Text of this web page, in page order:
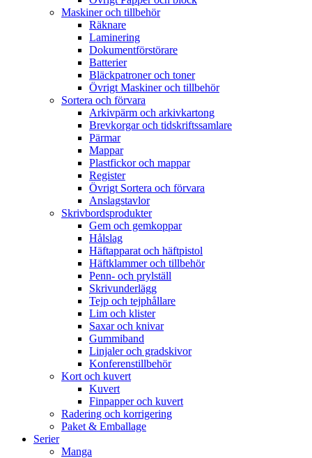
Maskiner och tillbehör
Räknare
Laminering
Dokumentförstörare
Batterier
Bläckpatroner och toner
Övrigt Maskiner och tillbehör
Sortera och förvara
Arkivpärm och arkivkartong
Brevkorgar och tidskriftssamlare
Pärmar
Mappar
Plastfickor och mappar
Register
Övrigt Sortera och förvara
Anslagstavlor
Skrivbordsprodukter
Gem och gemkoppar
Hålslag
Häftapparat och häftpistol
Häftklammer och tillbehör
Penn- och prylställ
Skrivunderlägg
Tejp och tejphållare
Lim och klister
Saxar och knivar
Gummiband
Linjaler och gradskivor
Konferenstillbehör
Kort och kuvert
Kuvert
Finpapper och kuvert
Radering och korrigering
Paket & Emballage
Serier
Manga